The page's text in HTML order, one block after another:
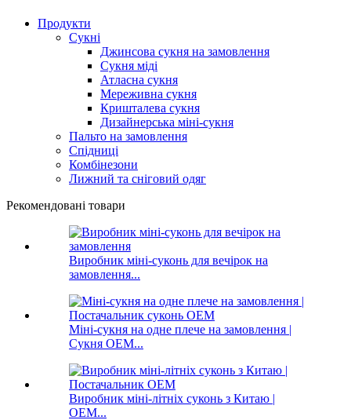
Продукти
Сукні
Джинсова сукня на замовлення
Сукня міді
Атласна сукня
Мереживна сукня
Кришталева сукня
Дизайнерська міні-сукня
Пальто на замовлення
Спідниці
Комбінезони
Лижний та сніговий одяг
Рекомендовані товари
Виробник міні-суконь для вечірок на
замовлення...
Міні-сукня на одне плече на замовлення |
Сукня OEM...
Виробник міні-літніх суконь з Китаю |
OEM...